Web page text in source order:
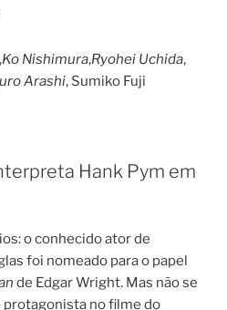
,Ko Nishimura,Ryohei Uchida,
Arashi, Sumiko Fuji
Hank Pym em
o conhecido ator de
foi nomeado para o papel
de Edgar Wright. Mas não se
protagonista no filme do